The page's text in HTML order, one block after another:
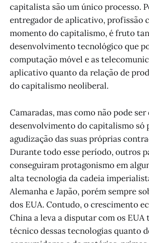
capitalista são um único processo.
entregador de aplicativo, profissão
momento do capitalismo, é fruto
desenvolvimento tecnológico que
computação móvel e as
aplicativo quanto da relação de
do capitalismo neoliberal.
Camaradas, mas como não pode
desenvolvimento do capitalismo só
agudização das suas próprias
Durante todo esse período, outros
conseguiram protagonismo em
alta tecnologia da cadeia
Alemanha e Japão, porém sempre
dos EUA. Contudo, o crescimento
China a leva a disputar com os
técnico dessas tecnologias quanto